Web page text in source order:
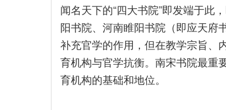
闻名天下的“四大书院”即发端于此
阳书院、河南睢阳书院（即应天府
补充官学的作用，但在教学宗旨、
育机构与官学抗衡。南宋书院最重
育机构的基础和地位。